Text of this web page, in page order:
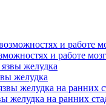
и работе
желудка
желудка на ранних